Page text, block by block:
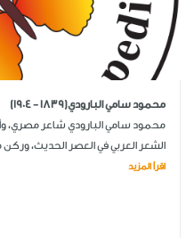
محمود سامي البارودي(1839 - 1904)
محمود سامي البارودي شاعر مصري،
الشعر العربي في العصر الحديث،
اقرأ المزيد